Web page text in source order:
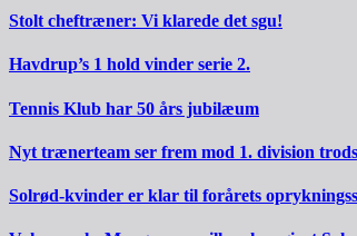
Stolt cheftræner: Vi klarede det sgu!
Havdrup’s 1 hold vinder serie 2.
Tennis Klub har 50 års jubilæum
Nyt trænerteam ser frem mod 1. division
Solrød-kvinder er klar til forårets